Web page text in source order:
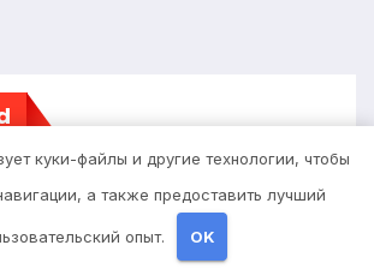
куки-файлы и другие технологии, чтобы
а также предоставить лучший
опыт. OK